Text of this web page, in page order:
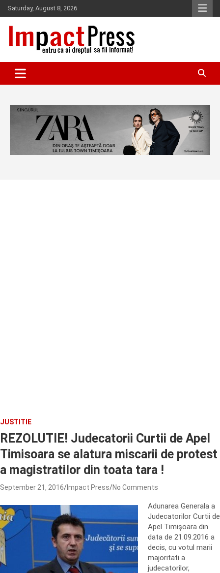
Skip
to
content
Saturday, August 8, 2026
IMPACTPRESS
JUSTITIE
REZOLUTIE! Judecatorii Curtii de Apel
Timisoara se alatura miscarii de protest
a magistratilor din toata tara !
September 21, 2016 Impact Press No Comments
Adunarea Generala a
Judecatorilor Curtii de
Apel Timişoara din
data de 21.09.2016 a
decis, cu votul marii
majoritati a
judecatorilor,